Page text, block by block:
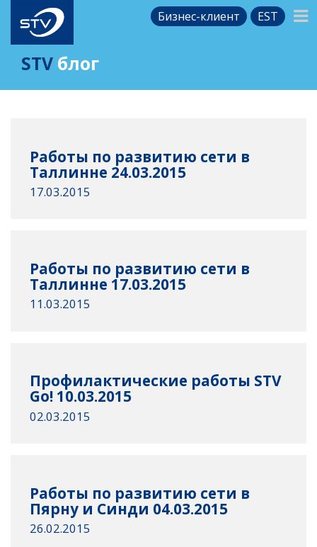
Бизнес-клиент EST
STV блог
Работы по развитию сети в
Таллинне 24.03.2015
17.03.2015
Работы по развитию сети в
Таллинне 17.03.2015
11.03.2015
Профилактические работы STV
Go! 10.03.2015
02.03.2015
Работы по развитию сети в
Пярну и Синди 04.03.2015
26.02.2015